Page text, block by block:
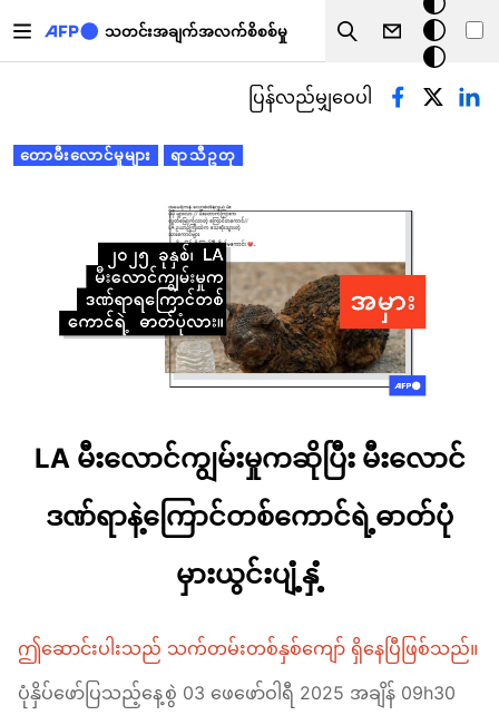
သတင်းအချက်အလက်စိစစ်မှု
Search
မှောင်
မုဒ်
တောမီးလောင်မှုများ ရာသီဥတု
ပြန်လည်မျှဝေပါ
LA မီးလောင်ကျွမ်းမှုကဆိုပြီး မီးလောင်
ဒဏ်ရာနဲ့ကြောင်တစ်ကောင်ရဲ့ဓာတ်ပုံ
မှားယွင်းပျံ့နှံ့
ဤဆောင်းပါးသည် သက်တမ်းတစ်နှစ်ကျော် ရှိနေပြီဖြစ်သည်။
ပုံနှိပ်ဖော်ပြသည့်နေ့စွဲ 03 ဖေဖော်ဝါရီ 2025 အချိန် 09h30